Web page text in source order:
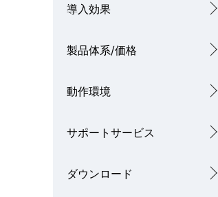
ビ
シ
ン
導入効果
製品体系/価格
動作環境
サポートサービス
ダウンロード